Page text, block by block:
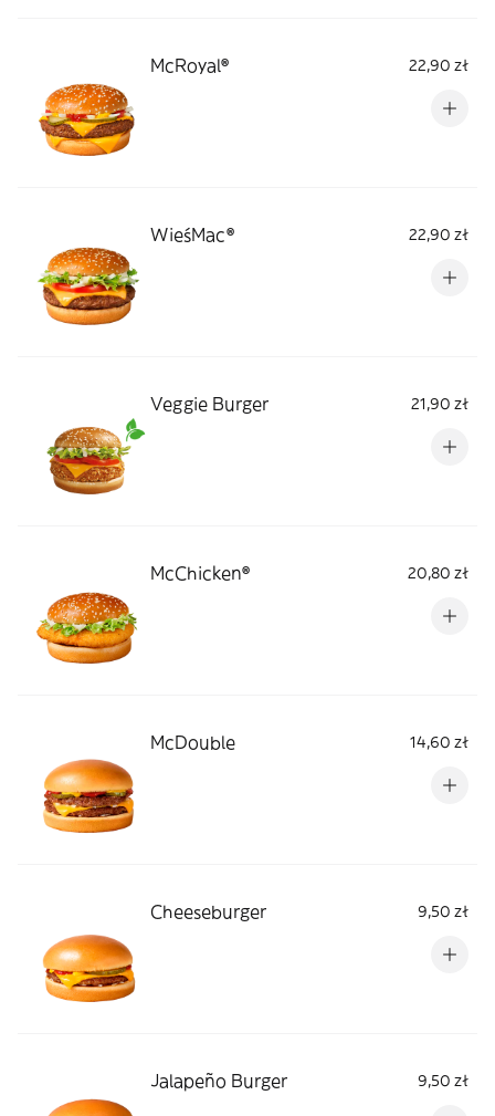
McRoyal® 22,90 zł
WieśMac® 22,90 zł
Veggie Burger 21,90 zł
McChicken® 20,80 zł
McDouble 14,60 zł
Cheeseburger 9,50 zł
Jalapeño Burger 9,50 zł